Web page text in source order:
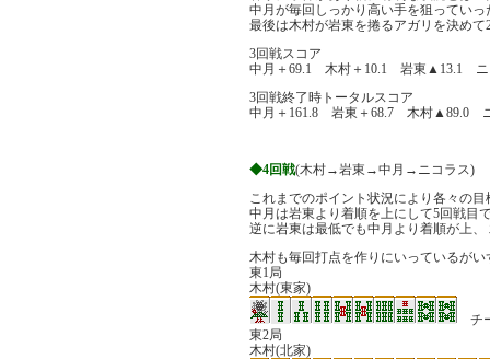
中月が毎回しっかり高い手を狙っていっ
最後は木村が岩東を捲るアガリを決め
3回戦スコア
中月＋69.1 木村＋10.1 岩東▲13.1 ニ
3回戦終了時トータルスコア
中月＋161.8 岩東＋68.7 木村▲89.0
◆4回戦(木村→岩東→中月→ニコラス)
これまでのポイント状況により各々の
中月は岩東より着順を上にして5回戦目
逆に岩東は最低でも中月より着順が上
木村も毎回打点を作りにいっているが
東1局
木村(東家)
チ
東2局
木村(北家)